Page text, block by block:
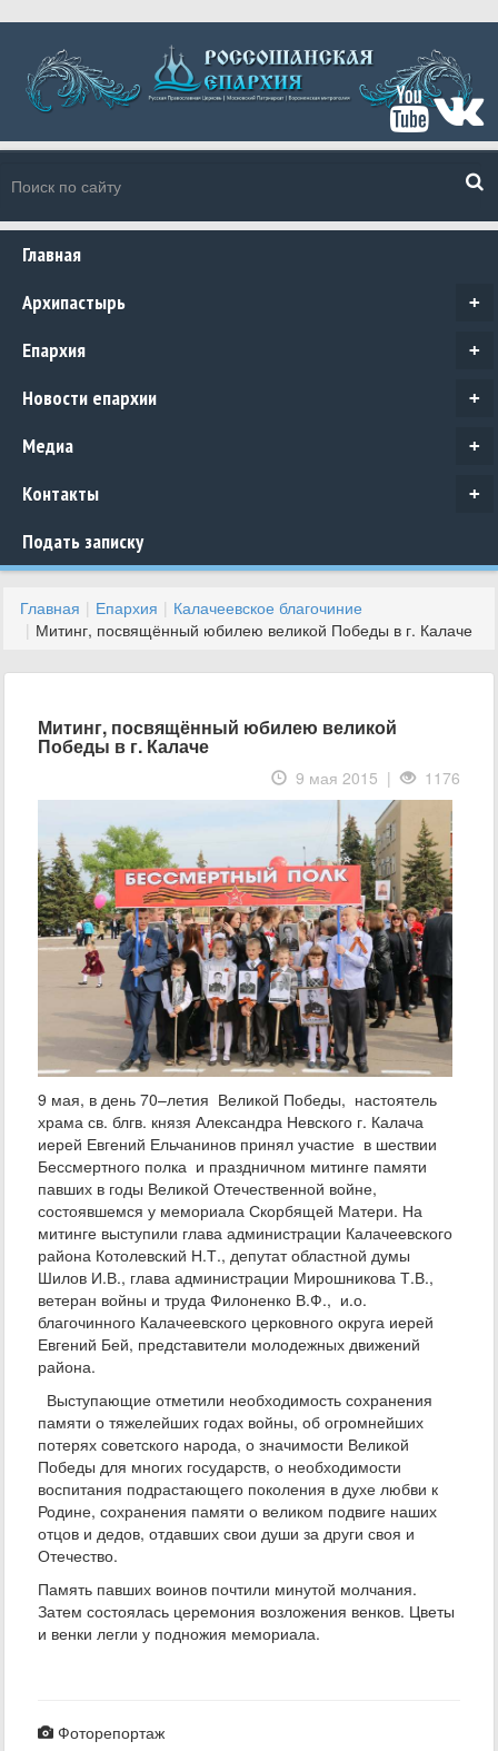
Главная
+
Архипастырь
+
Епархия
+
Новости епархии
+
Медиа
+
Контакты
Подать записку
Главная Епархия
Калачеевское благочиние
Митинг, посвящённый юбилею великой Победы в г. Калаче
Митинг, посвящённый юбилею великой
Победы в г. Калаче
9 мая 2015 | 1176
9 мая, в день 70–летия Великой Победы, настоятель
храма св. блгв. князя Александра Невского г. Калача
иерей Евгений Ельчанинов принял участие в шествии
Бессмертного полка и праздничном митинге памяти
павших в годы Великой Отечественной войне,
состоявшемся у мемориала Скорбящей Матери. На
митинге выступили глава администрации Калачеевского
района Котолевский Н.Т., депутат областной думы
Шилов И.В., глава администрации Мирошникова Т.В.,
ветеран войны и труда Филоненко В.Ф., и.о.
благочинного Калачеевского церковного округа иерей
Евгений Бей, представители молодежных движений
района.
Выступающие отметили необходимость сохранения
памяти о тяжелейших годах войны, об огромнейших
потерях советского народа, о значимости Великой
Победы для многих государств, о необходимости
воспитания подрастающего поколения в духе любви к
Родине, сохранения памяти о великом подвиге наших
отцов и дедов, отдавших свои души за други своя и
Отечество.
Память павших воинов почтили минутой молчания.
Затем состоялась церемония возложения венков. Цветы
и венки легли у подножия мемориала.
Фоторепортаж